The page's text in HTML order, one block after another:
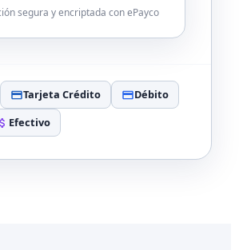
segura y encriptada con ePayco
Tarjeta Crédito
Débito
Efectivo